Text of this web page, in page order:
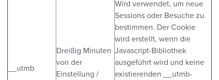
__utmb
Dreißig Minuten
von der
Einstellung /
Wird verwendet, um neue
Sessions oder Besuche zu
bestimmen. Der Cookie
wird erstellt, wenn die
Javascript-Bibliothek
ausgeführt wird und keine
existierenden __utmb-